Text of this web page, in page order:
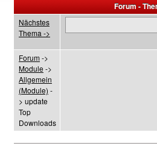
Forum -
Nächstes
Thema ->
Forum->
Module ->
Allgemein
(Module) -
> update
Top
Downloads